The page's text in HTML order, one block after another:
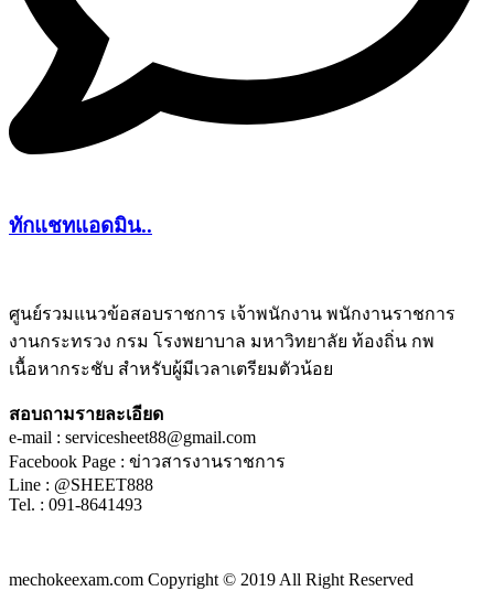
ทักแชทแอดมิน..
ศูนย์รวมแนวข้อสอบราชการ เจ้าพนักงาน พนักงานราชการ
งานกระทรวง กรม โรงพยาบาล มหาวิทยาลัย ท้องถิ่น กพ
เนื้อหากระชับ สำหรับผู้มีเวลาเตรียมตัวน้อย
สอบถามรายละเอียด
e-mail : servicesheet88@gmail.com
Facebook Page : ข่าวสารงานราชการ
Line : @SHEET888
Tel. : 091-8641493
mechokeexam.com Copyright © 2019 All Right Reserved